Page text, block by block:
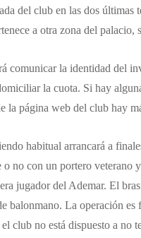
del club en las dos
a otra zona del palacio,
comunicar la identidad del
la cuota. Si hay
la página web del club hay
habitual arrancará a
no con un portero veterano
jugador del Ademar. El
balonmano. La operación es
club no está dispuesto a no